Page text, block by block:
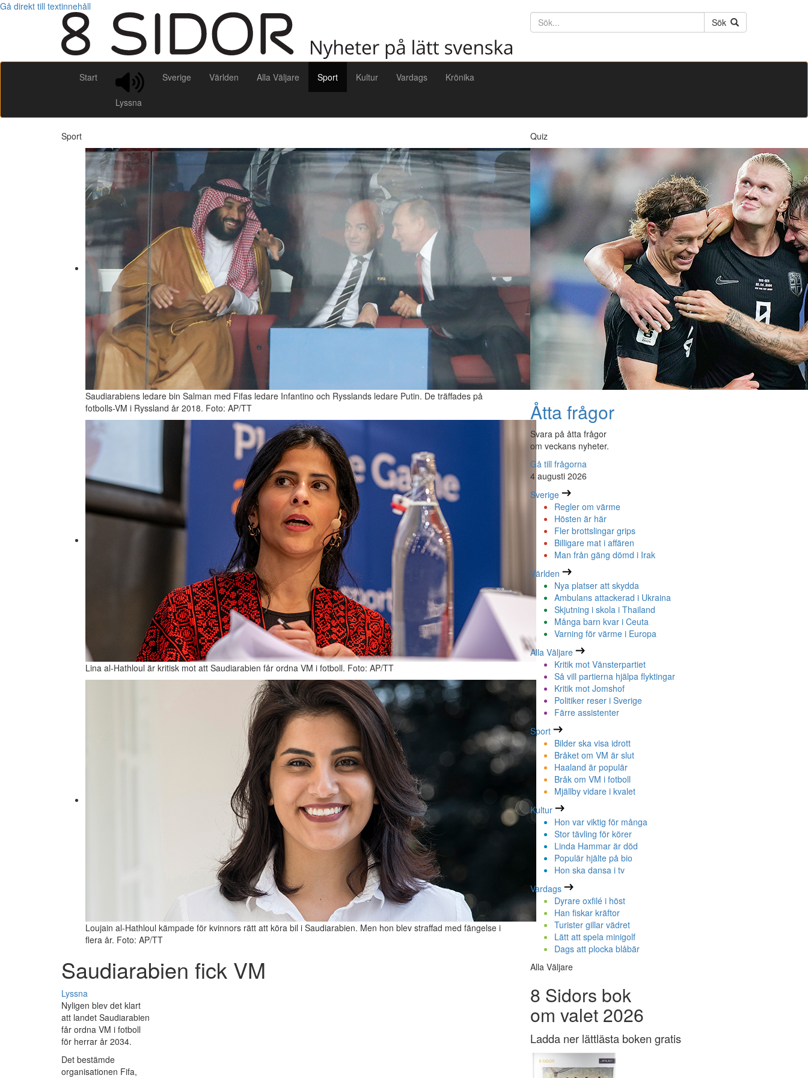
Gå direkt till textinnehåll
Söktext
Sök
Start
Lyssna
Sverige Världen Alla Väljare Sport Kultur Vardags Krönika
Sport
Saudiarabiens ledare bin Salman med Fifas ledare Infantino och Rysslands ledare Putin. De träffades på
fotbolls-VM i Ryssland år 2018. Foto: AP/TT
Lina al-Hathloul är kritisk mot att Saudiarabien får ordna VM i fotboll. Foto: AP/TT
Loujain al-Hathloul kämpade för kvinnors rätt att köra bil i Saudiarabien. Men hon blev straffad med fängelse i
flera år. Foto: AP/TT
Saudiarabien fick VM
Lyssna
Nyligen blev det klart
att landet Saudiarabien
får ordna VM i fotboll
för herrar år 2034.
Det bestämde
organisationen Fifa,
Quiz
Åtta frågor
Svara på åtta frågor
om veckans nyheter.
Gå till frågorna
4 augusti 2026
Sverige
Regler om värme
Hösten är här
Fler brottslingar grips
Billigare mat i affären
Man från gäng dömd i Irak
Världen
Nya platser att skydda
Ambulans attackerad i Ukraina
Skjutning i skola i Thailand
Många barn kvar i Ceuta
Varning för värme i Europa
Alla Väljare
Kritik mot Vänsterpartiet
Så vill partierna hjälpa flyktingar
Kritik mot Jomshof
Politiker reser i Sverige
Färre assistenter
Sport
Bilder ska visa idrott
Bråket om VM är slut
Haaland är populär
Bråk om VM i fotboll
Mjällby vidare i kvalet
Kultur
Hon var viktig för många
Stor tävling för körer
Linda Hammar är död
Populär hjälte på bio
Hon ska dansa i tv
Vardags
Dyrare oxfilé i höst
Han fiskar kräftor
Turister gillar vädret
Lätt att spela minigolf
Dags att plocka blåbär
Alla Väljare
8 Sidors bok
om valet 2026
Ladda ner lättlästa boken gratis